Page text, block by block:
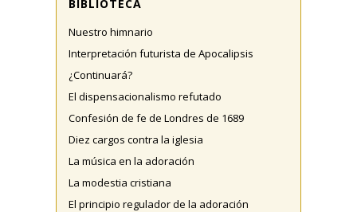
BIBLIOTECA
Nuestro himnario
Interpretación futurista de Apocalipsis
¿Continuará?
El dispensacionalismo refutado
Confesión de fe de Londres de 1689
Diez cargos contra la iglesia
La música en la adoración
La modestia cristiana
El principio regulador de la adoración